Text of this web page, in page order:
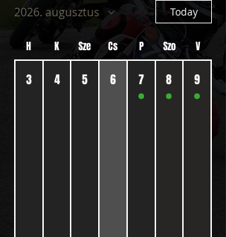
2026. augusztus Today
H K Sze Cs P Szo V
3 4 5 6 7 8 9